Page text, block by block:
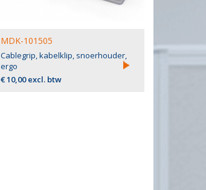
MDK-101505
Cablegrip, kabelklip, snoerhouder,
ergo
€ 10,00 excl. btw